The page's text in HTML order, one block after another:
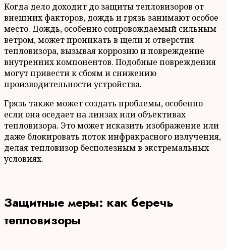
Когда дело доходит до защиты тепловизоров от
внешних факторов, дождь и грязь занимают особое
место. Дождь, особенно сопровождаемый сильным
ветром, может проникать в щели и отверстия
тепловизора, вызывая коррозию и повреждение
внутренних компонентов. Подобные повреждения
могут привести к сбоям и снижению
производительности устройства.
Грязь также может создать проблемы, особенно
если она оседает на линзах или объективах
тепловизора. Это может исказить изображение или
даже блокировать поток инфракрасного излучения,
делая тепловизор бесполезным в экстремальных
условиях.
Защитные меры: как беречь
тепловизоры